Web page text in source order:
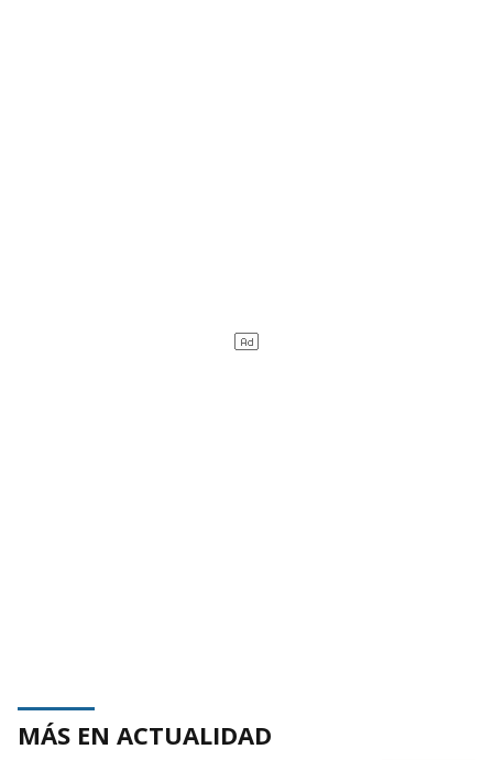
MÁS EN ACTUALIDAD